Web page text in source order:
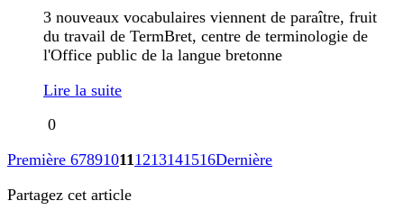
3 nouveaux vocabulaires viennent de paraître, fruit
du travail de TermBret, centre de terminologie de
l'Office public de la langue bretonne
Lire la suite
0
Première 67891011 1213141516Dernière
Partagez cet article